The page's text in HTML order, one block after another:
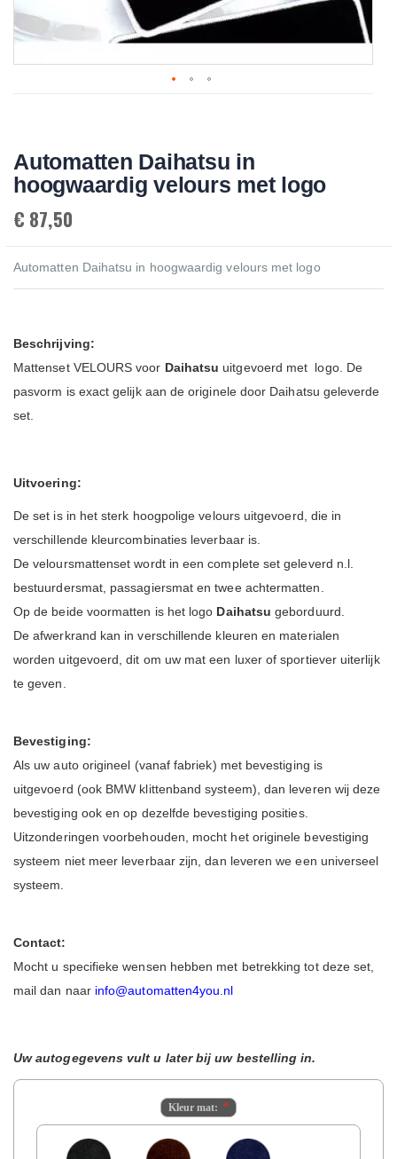
of
the
images
Automatten Daihatsu in
hoogwaardig velours met logo
€ 87,50
Automatten Daihatsu in hoogwaardig velours met logo
Beschrijving:
Mattenset VELOURS voor Daihatsu uitgevoerd met logo. De
pasvorm is exact gelijk aan de originele door Daihatsu geleverde
set.
Uitvoering:
De set is in het sterk hoogpolige velours uitgevoerd, die in
verschillende kleurcombinaties leverbaar is.
De veloursmattenset wordt in een complete set geleverd n.l.
bestuurdersmat, passagiersmat en twee achtermatten.
Op de beide voormatten is het logo Daihatsu geborduurd.
De afwerkrand kan in verschillende kleuren en materialen
worden uitgevoerd, dit om uw mat een luxer of sportiever uiterlijk
te geven.
Bevestiging:
Als uw auto origineel (vanaf fabriek) met bevestiging is
uitgevoerd (ook BMW klittenband systeem), dan leveren wij deze
bevestiging ook en op dezelfde bevestiging posities.
Uitzonderingen voorbehouden, mocht het originele bevestiging
systeem niet meer leverbaar zijn, dan leveren we een universeel
systeem.
Contact:
Mocht u specifieke wensen hebben met betrekking tot deze set,
mail dan naar info@automatten4you.nl
Uw autogegevens vult u later bij uw bestelling in.
Kleur mat: